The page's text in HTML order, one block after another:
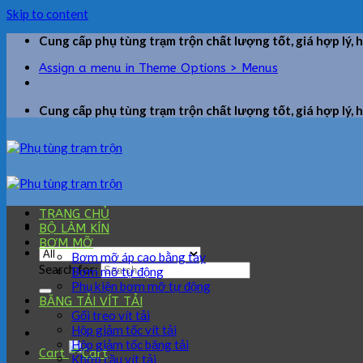
Skip to content
Cung cấp phụ tùng trạm trộn chất lượng tốt, giá hợp lý,
Assign a menu in Theme Options > Menus
Cung cấp phụ tùng trạm trộn chất lượng tốt, giá hợp lý,
Search for:
Cart
TRANG CHỦ
BỘ LÀM KÍN
BƠM MỠ
Bơm mỡ áp cao bằng tay
Bơm mỡ tự động
Phụ kiện bơm mỡ tự động
BĂNG TẢI VÍT TẢI
Gối treo vít tải
Hộp giảm tốc vít tải
Hộp giảm tốc băng tải
Khớp cầu vít tải